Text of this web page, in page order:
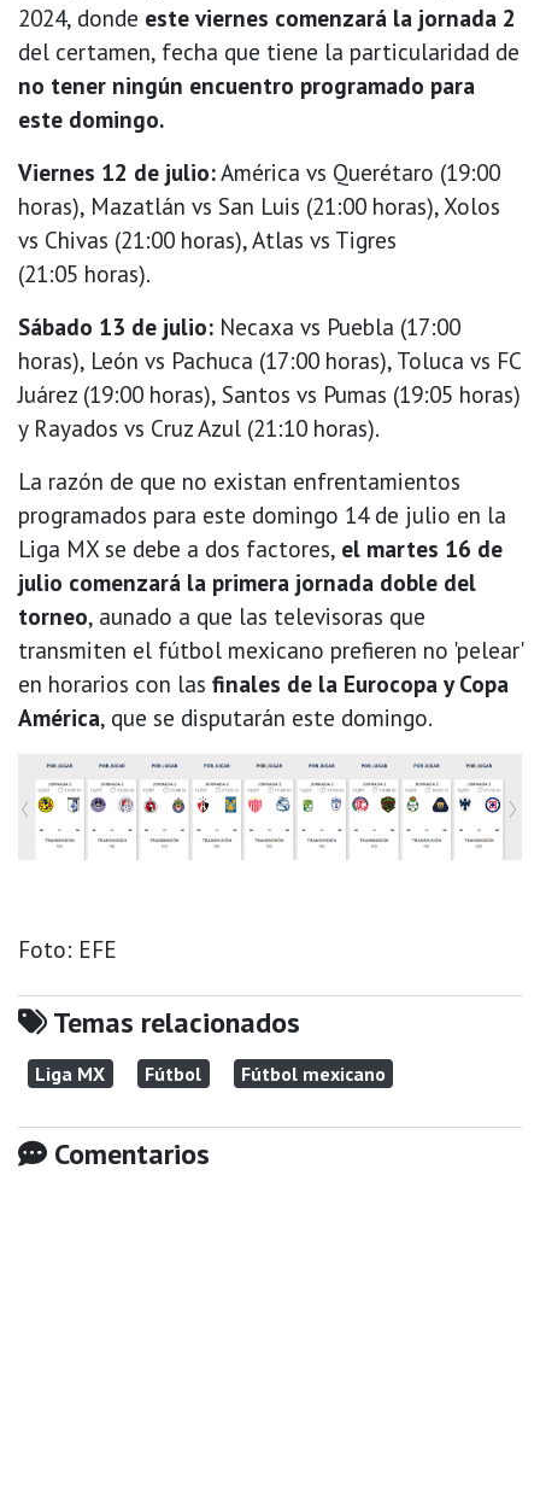
2024, donde este viernes comenzará la jornada 2
del certamen, fecha que tiene la particularidad de
no tener ningún encuentro programado para
este domingo.
Viernes 12 de julio:América vs Querétaro (19:00
horas), Mazatlán vs San Luis (21:00 horas), Xolos
vs Chivas (21:00 horas), Atlas vs Tigres
(21:05 horas).
Sábado 13 de julio: Necaxa vs Puebla (17:00
horas), León vs Pachuca (17:00 horas), Toluca vs FC
Juárez (19:00 horas), Santos vs Pumas (19:05 horas)
y Rayados vs Cruz Azul (21:10 horas).
La razón de que no existan enfrentamientos
programados para este domingo 14 de julio en la
Liga MX se debe a dos factores, el martes 16 de
julio comenzará la primera jornada doble del
torneo, aunado a que las televisoras que
transmiten el fútbol mexicano prefieren no 'pelear'
en horarios con las finales de la Eurocopa y Copa
América, que se disputarán este domingo.
Foto: EFE
Temas relacionados
Liga MX Fútbol Fútbol mexicano
Comentarios